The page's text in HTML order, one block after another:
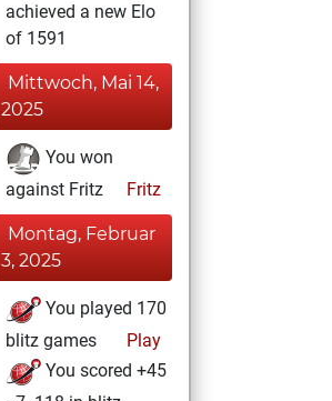
achieved a new Elo
of 1591
Mittwoch, Mai 14,
2025
You won
against Fritz
Fritz
Montag, Februar
3, 2025
You played 170
blitz games
Play
You scored +45